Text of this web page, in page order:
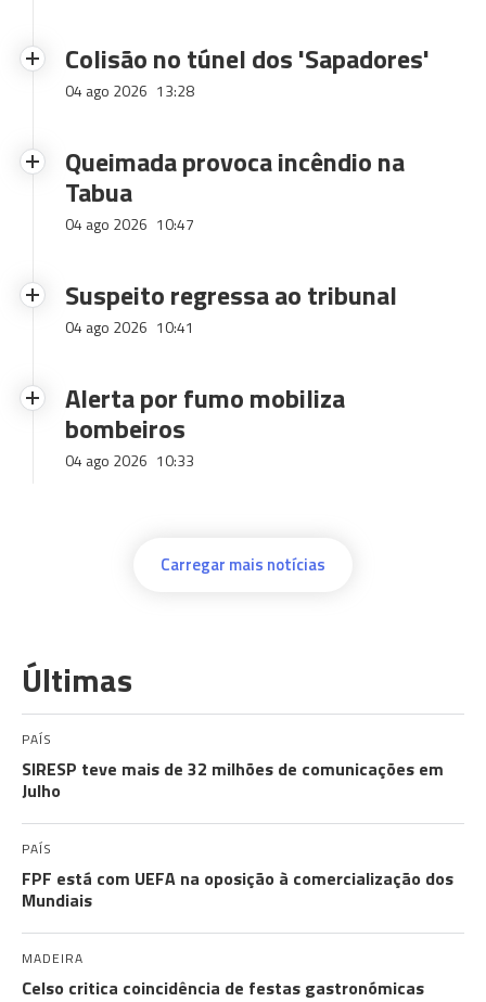
Colisão no túnel dos 'Sapadores'
04 ago 2026 13:28
Queimada provoca incêndio na
Tabua
04 ago 2026 10:47
Suspeito regressa ao tribunal
04 ago 2026 10:41
Alerta por fumo mobiliza
bombeiros
04 ago 2026 10:33
Carregar mais notícias
Últimas
PAÍS
SIRESP teve mais de 32 milhões de comunicações em
Julho
PAÍS
FPF está com UEFA na oposição à comercialização dos
Mundiais
MADEIRA
Celso critica coincidência de festas gastronómicas